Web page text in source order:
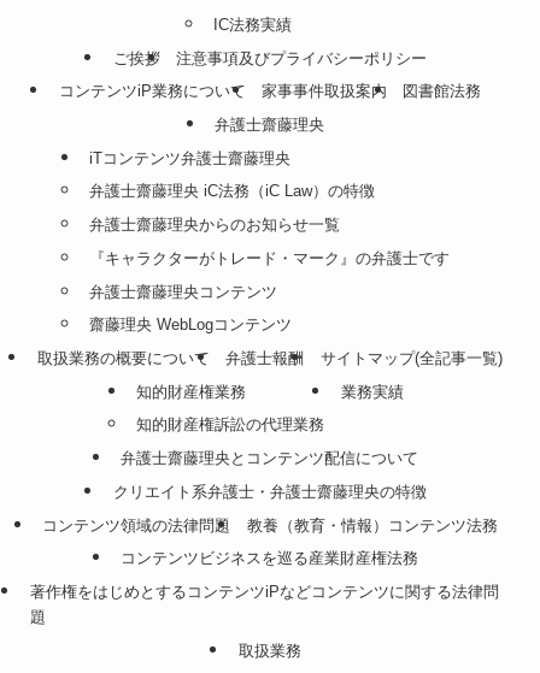
IC法務実績
ご挨拶
注意事項及びプライバシーポリシー
コンテンツiP業務について
家事事件取扱案内
図書館法務
弁護士齋藤理央
iTコンテンツ弁護士齋藤理央
弁護士齋藤理央 iC法務（iC Law）の特徴
弁護士齋藤理央からのお知らせ一覧
『キャラクターがトレード・マーク』の弁護士です
弁護士齋藤理央コンテンツ
齋藤理央 WebLogコンテンツ
取扱業務の概要について
弁護士報酬
サイトマップ(全記事一覧)
知的財産権業務
知的財産権訴訟の代理業務
業務実績
弁護士齋藤理央とコンテンツ配信について
クリエイト系弁護士・弁護士齋藤理央の特徴
コンテンツ領域の法律問題
教養（教育・情報）コンテンツ法務
コンテンツビジネスを巡る産業財産権法務
著作権をはじめとするコンテンツiPなどコンテンツに関する法律問
題
取扱業務